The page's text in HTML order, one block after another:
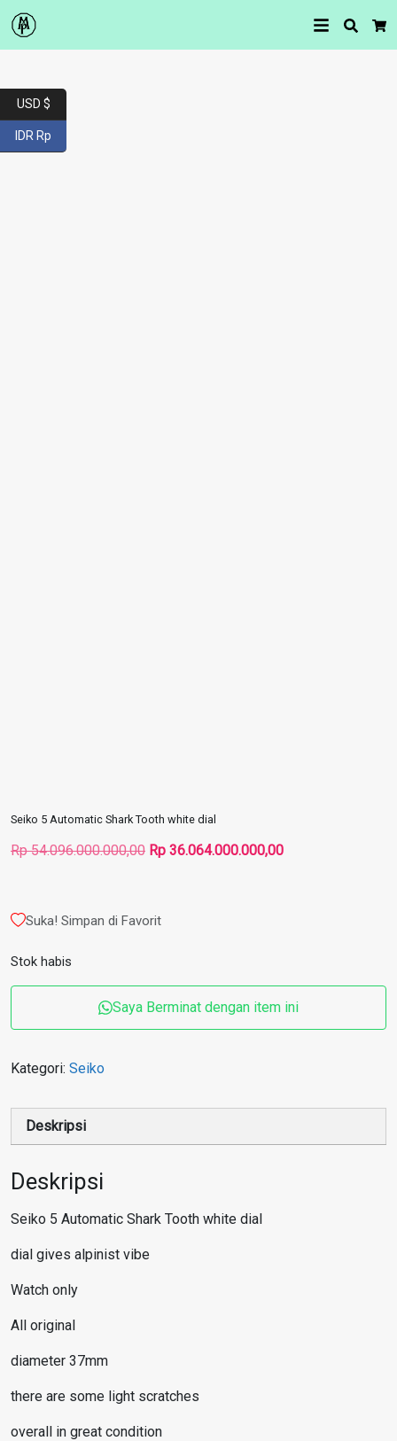
Seiko 5 Automatic Shark Tooth white dial
Rp54.096.000.000,00 Harga
Rp 54.096.000.000,00.
Rp 36.064.000.000,00Harga
Suka! Simpan di Favorit
Stok habis
Saya Berminat dengan item ini
Kategori: Seiko
Deskripsi
Deskripsi
Seiko 5 Automatic Shark Tooth white dial
dial gives alpinist vibe
Watch only
All original
diameter 37mm
there are some light scratches
overall in great condition
USD $
IDR Rp